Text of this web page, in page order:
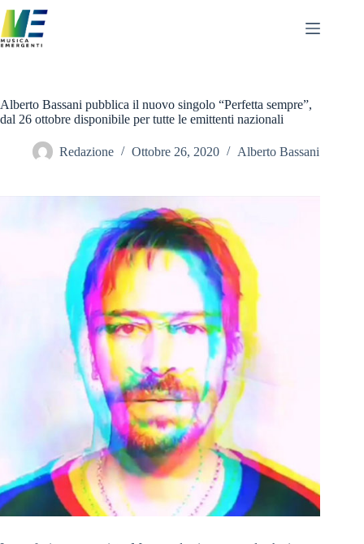
al
contenuto
Alberto Bassani pubblica il nuovo singolo “Perfetta sempre”,
dal 26 ottobre disponibile per tutte le emittenti nazionali
Redazione Ottobre 26, 2020 Alberto Bassani